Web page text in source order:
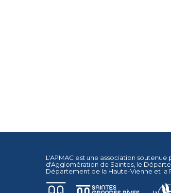
L'APMAC est une association soutenue
d'Agglomération de Saintes , le
Département de la Haute-Vienne et la